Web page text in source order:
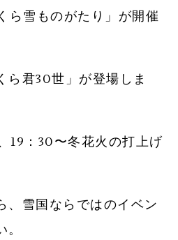
ら雪ものがたり」が開催
ら君30世」が登場しま
19：30〜冬花火の打上げ
、雪国ならではのイベン